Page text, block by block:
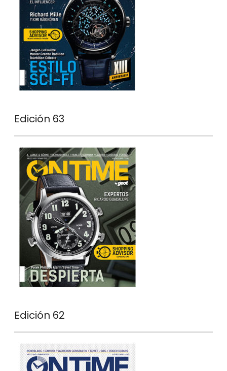
Edición 63
Edición 62